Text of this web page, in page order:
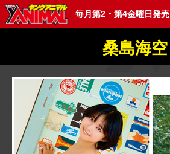
毎月第2・第4金曜日発売
桑島海空